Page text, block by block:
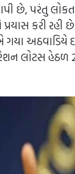
છે, પરંતુ
કરી રહી
અઠવાડિયે
લોટસ હેઠળ